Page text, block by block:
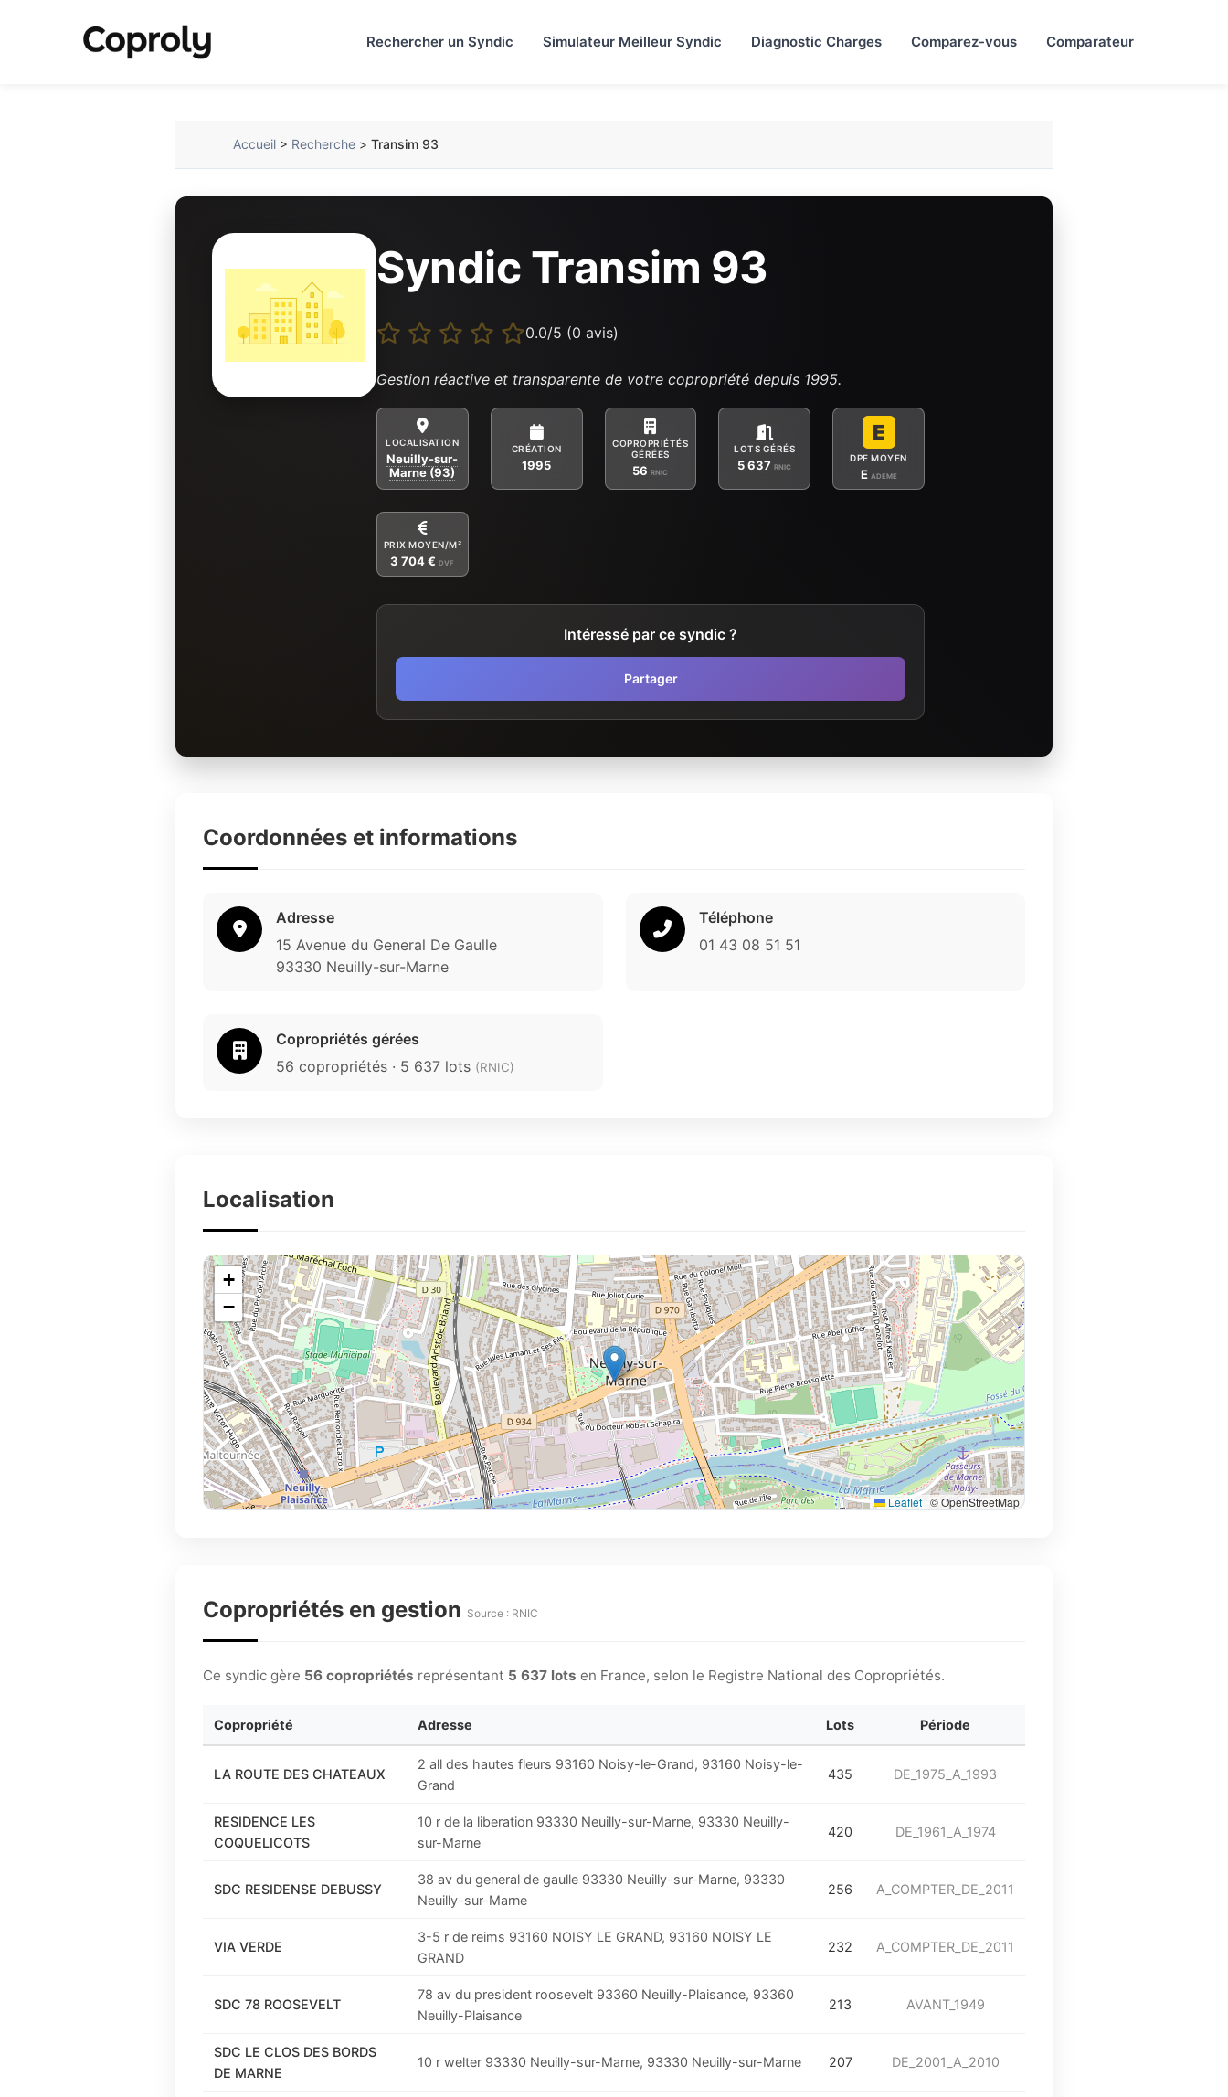
Rechercher un Syndic Simulateur Meilleur Syndic Diagnostic Charges Comparez-vous Comparateur
Accueil > Recherche > Transim 93
Syndic Transim 93
0.0/5 (0 avis)
Gestion réactive et transparente de votre copropriété depuis 1995.
LOCALISATION
Neuilly-sur-
Marne (93)
CRÉATION
1995
COPROPRIÉTÉS
GÉRÉES
56RNIC
LOTS GÉRÉS
5 637RNIC
E
DPE MOYEN
E ADEME
PRIX MOYEN/M²
3 704 €DVF
Intéressé par ce syndic ?
Partager
Coordonnées et informations
Adresse
15 Avenue du General De Gaulle
93330 Neuilly-sur-Marne
Téléphone
01 43 08 51 51
Copropriétés gérées
56 copropriétés · 5 637 lots (RNIC)
Localisation
+
−
Leaflet | © OpenStreetMap
Copropriétés en gestion Source : RNIC
Ce syndic gère 56 copropriétés représentant 5 637 lots en France, selon le Registre National des Copropriétés.
Copropriété Adresse Lots Période
LA ROUTE DES CHATEAUX
2 all des hautes fleurs 93160 Noisy-le-Grand, 93160 Noisy-le-
Grand
435 DE_1975_A_1993
RESIDENCE LES
COQUELICOTS
10 r de la liberation 93330 Neuilly-sur-Marne, 93330 Neuilly-
sur-Marne
420 DE_1961_A_1974
SDC RESIDENSE DEBUSSY
38 av du general de gaulle 93330 Neuilly-sur-Marne, 93330
Neuilly-sur-Marne
256 A_COMPTER_DE_2011
VIA VERDE
3-5 r de reims 93160 NOISY LE GRAND, 93160 NOISY LE
GRAND
232 A_COMPTER_DE_2011
SDC 78 ROOSEVELT
78 av du president roosevelt 93360 Neuilly-Plaisance, 93360
Neuilly-Plaisance
213 AVANT_1949
SDC LE CLOS DES BORDS
DE MARNE
10 r welter 93330 Neuilly-sur-Marne, 93330 Neuilly-sur-Marne 207 DE_2001_A_2010